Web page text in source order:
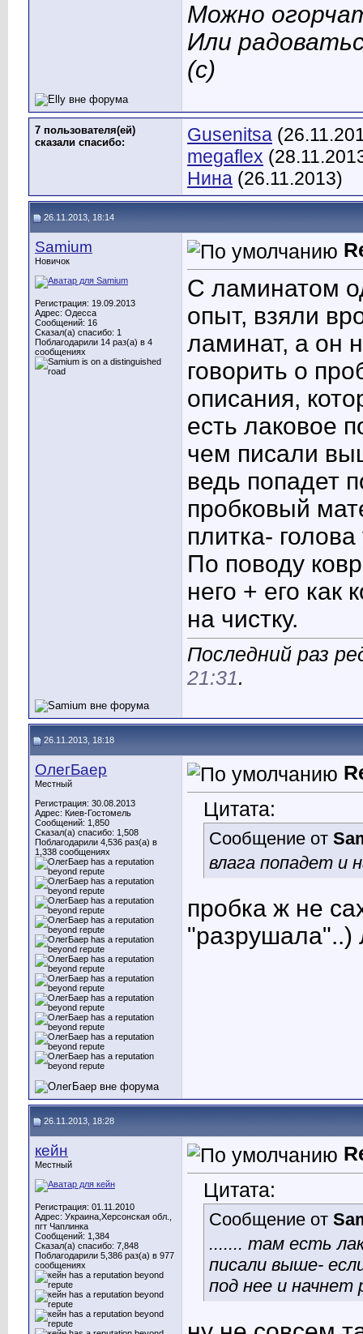
Можно
Или
(с)
7 пользователя(ей)
сказали cпасибо:
Gusenitsa
megaflex
Нина (26.11.2013)
26.11.2013, 18:14
Samium
Новичок
Регистрация: 19.09.2013
Адрес: Одесса
Сообщений: 16
Сказал(а) спасибо: 1
Поблагодарили 14 раз(а) в 4
сообщениях
С ламинатом
опыт, взяли
ламинат, а он
говорить о
описания,
есть лаковое
чем писали
ведь попадет
пробковый
плитка-
По поводу
него + его как
на чистку.
Последний раз
21:31.
26.11.2013, 18:18
ОлегБаер
Местный
Регистрация: 30.08.2013
Адрес: Киев-Гостомель
Сообщений: 1,850
Сказал(а) спасибо: 1,508
Поблагодарили 4,536 раз(а) в
1,338 сообщениях
Цитата:
Сообщение от
влага попадет и
пробка ж не
"разрушала"..)
26.11.2013, 18:28
кейн
Местный
Регистрация: 01.11.2010
Адрес: Украина,Херсонская обл.,
пгт Чаплинка
Сообщений: 1,384
Сказал(а) спасибо: 7,848
Поблагодарили 5,386 раз(а) в 977
сообщениях
Цитата:
Сообщение от
....... там есть
писали выше-
под нее и